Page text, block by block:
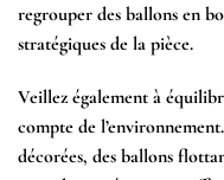
regrouper des ballons en
stratégiques de la pièce.
Veillez également à
compte de
décorées, des ballons